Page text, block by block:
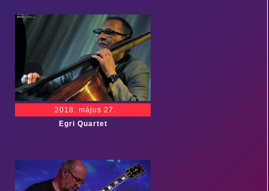
2018. május 27.
Egri Quartet